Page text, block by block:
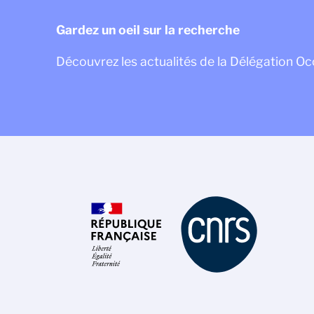
Gardez un oeil sur la recherche
Découvrez les actualités de la Délégation